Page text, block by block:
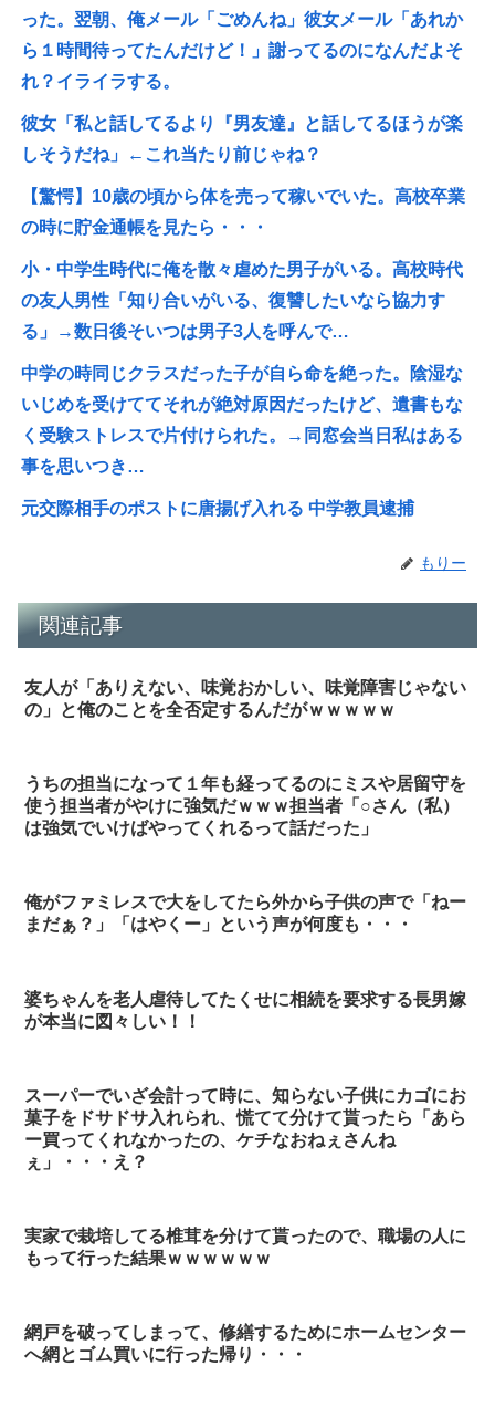
った。翌朝、俺メール「ごめんね」彼女メール「あれか
ら１時間待ってたんだけど！」謝ってるのになんだよそ
れ？イライラする。
彼女「私と話してるより『男友達』と話してるほうが楽
しそうだね」←これ当たり前じゃね？
【驚愕】10歳の頃から体を売って稼いでいた。高校卒業
の時に貯金通帳を見たら・・・
小・中学生時代に俺を散々虐めた男子がいる。高校時代
の友人男性「知り合いがいる、復讐したいなら協力す
る」→数日後そいつは男子3人を呼んで…
中学の時同じクラスだった子が自ら命を絶った。陰湿な
いじめを受けててそれが絶対原因だったけど、遺書もな
く受験ストレスで片付けられた。→同窓会当日私はある
事を思いつき…
元交際相手のポストに唐揚げ入れる 中学教員逮捕
もりー
関連記事
友人が「ありえない、味覚おかしい、味覚障害じゃない
の」と俺のことを全否定するんだがｗｗｗｗｗ
うちの担当になって１年も経ってるのにミスや居留守を
使う担当者がやけに強気だｗｗｗ担当者「○さん（私）
は強気でいけばやってくれるって話だった」
俺がファミレスで大をしてたら外から子供の声で「ねー
まだぁ？」「はやくー」という声が何度も・・・
婆ちゃんを老人虐待してたくせに相続を要求する長男嫁
が本当に図々しい！！
スーパーでいざ会計って時に、知らない子供にカゴにお
菓子をドサドサ入れられ、慌てて分けて貰ったら「あら
ー買ってくれなかったの、ケチなおねぇさんね
ぇ」・・・え？
実家で栽培してる椎茸を分けて貰ったので、職場の人に
もって行った結果ｗｗｗｗｗｗ
網戸を破ってしまって、修繕するためにホームセンター
へ網とゴム買いに行った帰り・・・